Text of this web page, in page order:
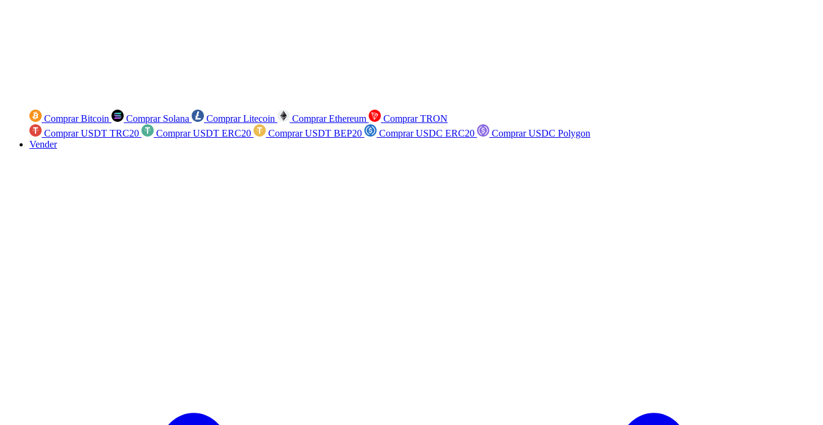
Comprar Bitcoin Comprar Solana Comprar Litecoin Comprar Ethereum
Comprar TRON
Comprar USDT TRC20
Comprar USDT ERC20 Comprar USDT BEP20 Comprar USDC ERC20
Comprar USDC Polygon
Vender